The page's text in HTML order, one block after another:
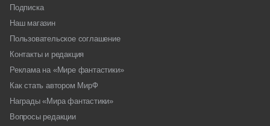
Подписка
Наш магазин
Пользовательское соглашение
Контакты и редакция
Реклама на «Мире фантастики»
Как стать автором МирФ
Награды «Мира фантастики»
Вопросы редакции